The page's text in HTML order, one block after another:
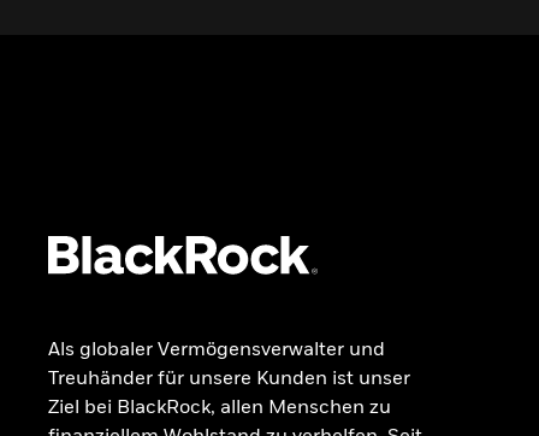
Als globaler Vermögensverwalter und
Treuhänder für unsere Kunden ist unser
Ziel bei BlackRock, allen Menschen zu